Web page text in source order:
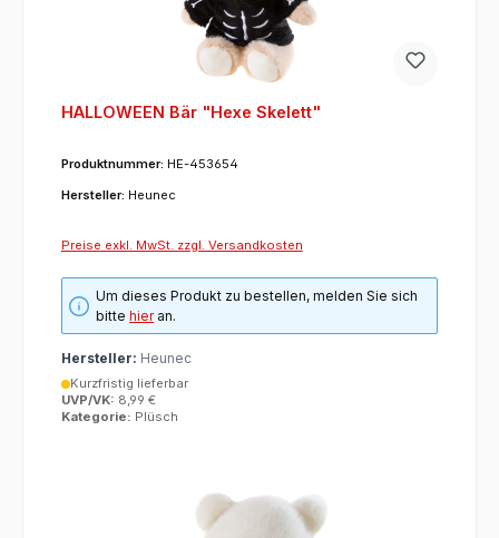
HALLOWEEN Bär "Hexe Skelett"
Produktnummer: HE-453654
Hersteller: Heunec
Preise exkl. MwSt. zzgl. Versandkosten
Um dieses Produkt zu bestellen, melden Sie sich
bittehieran.
Hersteller: Heunec
Kurzfristig lieferbar
UVP/VK: 8,99 €
Kategorie: Plüsch